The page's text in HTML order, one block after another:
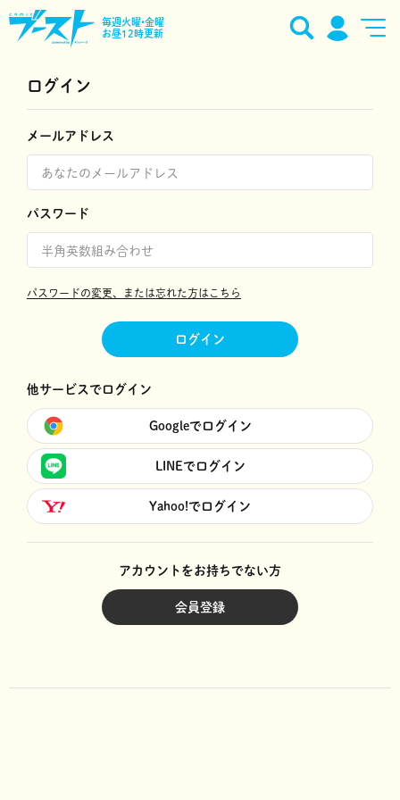
毎週火曜•金曜
お昼12時更新
ログイン
メールアドレス
パスワード
パスワードの変更、または忘れた方はこちら
ログイン
他サービスでログイン
Googleでログイン
LINEでログイン
Yahoo!でログイン
アカウントをお持ちでない方
会員登録